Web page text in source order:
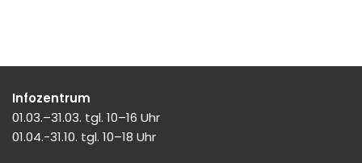
Infozentrum
01.03.–31.03. tgl. 10–16 Uhr
01.04.-31.10. tgl. 10–18 Uhr